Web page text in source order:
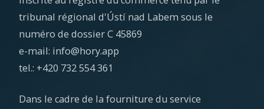
tribunal régional d'Ústí nad Labem sous le
numéro de dossier C 45869
e-mail: info@hory.app
tel.: +420 732 554 361
Dans le cadre de la fourniture du service